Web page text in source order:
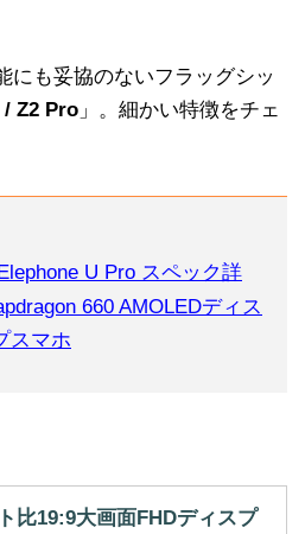
にも妥協のないフラッグシッ
/ Z2 Pro 」。細かい特徴をチェ
U Pro スペック詳
660 AMOLEDディス
スマホ
比19:9大画面FHDディスプ